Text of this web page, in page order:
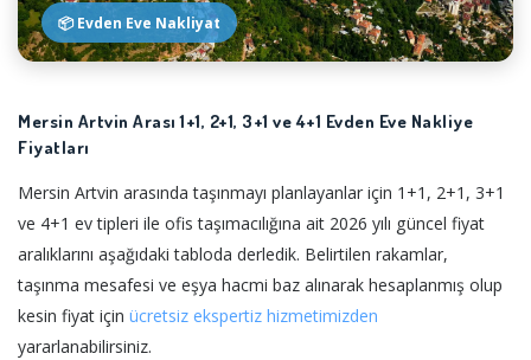
📦 Evden Eve Nakliyat
Mersin Artvin Arası 1+1, 2+1, 3+1 ve 4+1 Evden Eve Nakliye
Fiyatları
Mersin Artvin arasında taşınmayı planlayanlar için 1+1, 2+1, 3+1
ve 4+1 ev tipleri ile ofis taşımacılığına ait 2026 yılı güncel fiyat
aralıklarını aşağıdaki tabloda derledik. Belirtilen rakamlar,
taşınma mesafesi ve eşya hacmi baz alınarak hesaplanmış olup
kesin fiyat için ücretsiz ekspertiz hizmetimizden
yararlanabilirsiniz.